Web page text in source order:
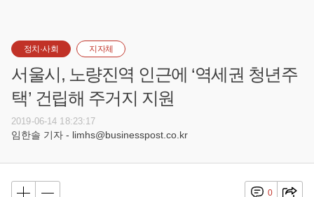
정치·사회 지자체
서울시, 노량진역 인근에 ‘역세권 청년주
택’ 건립해 주거지 지원
2019-06-14 18:23:17
임한솔 기자 - limhs@businesspost.co.kr
0